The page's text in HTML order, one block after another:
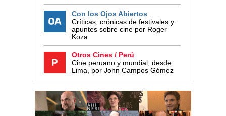
Con los Ojos Abiertos
Críticas, crónicas de festivales y
apuntes sobre cine por Roger
Koza
Otros Cines / Perú
Cine peruano y mundial, desde
Lima, por John Campos Gómez